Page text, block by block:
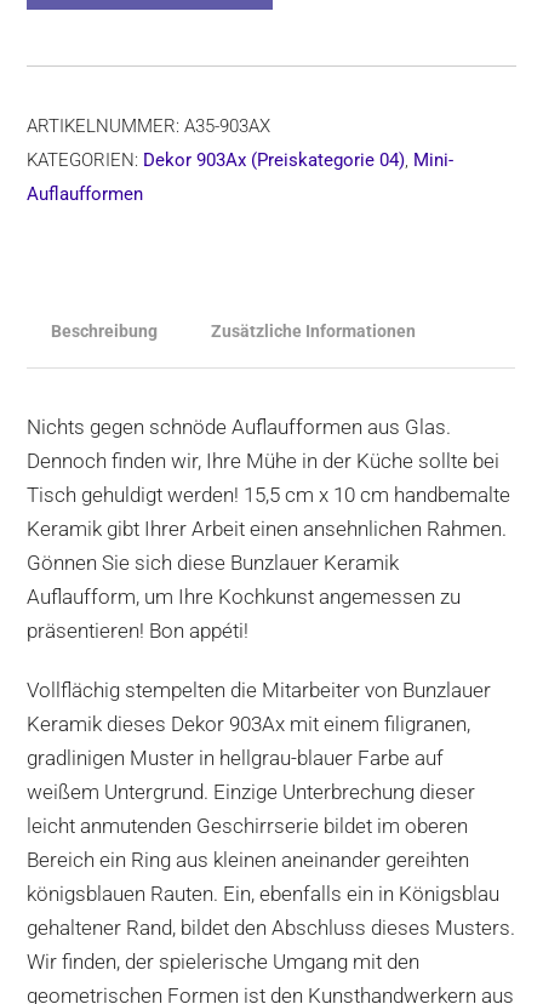
Form
903Ax
Menge
ARTIKELNUMMER:A35-903AX
KATEGORIEN: Dekor 903Ax (Preiskategorie 04), Mini-
Auflaufformen
Beschreibung Zusätzliche Informationen
Nichts gegen schnöde Auflaufformen aus Glas.
Dennoch finden wir, Ihre Mühe in der Küche sollte bei
Tisch gehuldigt werden! 15,5 cm x 10 cm handbemalte
Keramik gibt Ihrer Arbeit einen ansehnlichen Rahmen.
Gönnen Sie sich diese Bunzlauer Keramik
Auflaufform, um Ihre Kochkunst angemessen zu
präsentieren! Bon appéti!
Vollflächig stempelten die Mitarbeiter von Bunzlauer
Keramik dieses Dekor 903Ax mit einem filigranen,
gradlinigen Muster in hellgrau-blauer Farbe auf
weißem Untergrund. Einzige Unterbrechung dieser
leicht anmutenden Geschirrserie bildet im oberen
Bereich ein Ring aus kleinen aneinander gereihten
königsblauen Rauten. Ein, ebenfalls ein in Königsblau
gehaltener Rand, bildet den Abschluss dieses Musters.
Wir finden, der spielerische Umgang mit den
geometrischen Formen ist den Kunsthandwerkern aus